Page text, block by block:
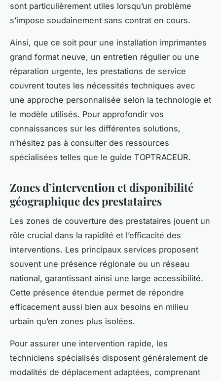
sont particulièrement utiles lorsqu’un problème
s’impose soudainement sans contrat en cours.
Ainsi, que ce soit pour une installation imprimantes
grand format neuve, un entretien régulier ou une
réparation urgente, les prestations de service
couvrent toutes les nécessités techniques avec
une approche personnalisée selon la technologie et
le modèle utilisés. Pour approfondir vos
connaissances sur les différentes solutions,
n’hésitez pas à consulter des ressources
spécialisées telles que le guide TOPTRACEUR.
Zones d’intervention et disponibilité
géographique des prestataires
Les zones de couverture des prestataires jouent un
rôle crucial dans la rapidité et l’efficacité des
interventions. Les principaux services proposent
souvent une présence régionale ou un réseau
national, garantissant ainsi une large accessibilité.
Cette présence étendue permet de répondre
efficacement aussi bien aux besoins en milieu
urbain qu’en zones plus isolées.
Pour assurer une intervention rapide, les
techniciens spécialisés disposent généralement de
modalités de déplacement adaptées, comprenant